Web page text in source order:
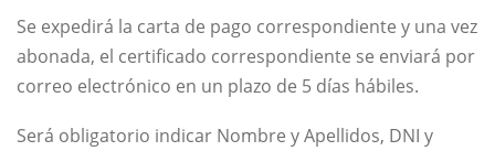
Se expedirá la carta de pago correspondiente y una vez
abonada, el certificado correspondiente se enviará por
correo electrónico en un plazo de 5 días hábiles.
Será obligatorio indicar Nombre y Apellidos, DNI y